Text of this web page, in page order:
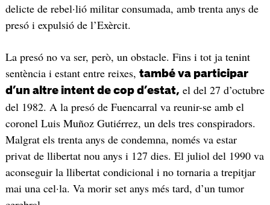
delicte de rebel·lió militar consumada, amb trenta anys de
presó i expulsió de l’Exèrcit.
La presó no va ser, però, un obstacle. Fins i tot ja tenint
sentència i estant entre reixes, també va participar
d’un altre intent de cop d’estat, el del 27 d’octubre
del 1982. A la presó de Fuencarral va reunir-se amb el
coronel Luis Muñoz Gutiérrez, un dels tres conspiradors.
Malgrat els trenta anys de condemna, només va estar
privat de llibertat nou anys i 127 dies. El juliol del 1990 va
aconseguir la llibertat condicional i no tornaria a trepitjar
mai una cel·la. Va morir set anys més tard, d’un tumor